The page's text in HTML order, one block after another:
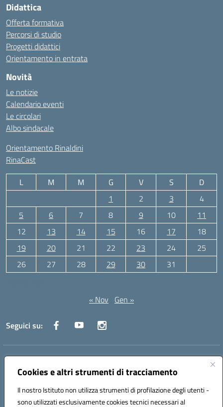
Cookies e altri strumenti di tracciamento
Il nostro Istituto non utilizza strumenti di profilazione degli utenti -
sono utilizzati esclusivamente cookies tecnici necessari al
Didattica
Offerta formativa
Percorsi di studio
Progetti didattici
Orientamento in entrata
Novità
Le notizie
Calendario eventi
Le circolari
Albo sindacale
Orientamento Rinaldini
RinaCast
L M M G V S
D
1
2 3
4
5
6 7 8 9 10
11
12
13 14 15 16 17
18
19
20 21 22 23 24
25
26
27 28 29 30 31
« Nov Gen »
Seguici su:
Indirizzo:Via Canale 1, Ancona
Centralino:071 204723 Email:anpc010006@istruzione.it
Codice fiscale: 93020970427